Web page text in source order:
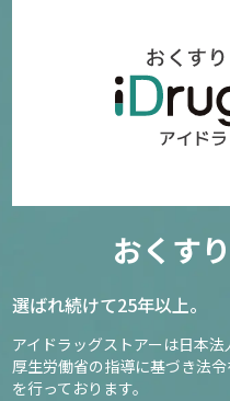
おくす
選ばれ続けて25年以上。
アイドラッグストアーは日本法
厚生労働省の指導に基づき法令
を行っております。